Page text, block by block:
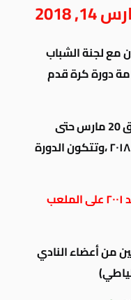
2018
مع لجنة الشباب
دورة كرة قدم
ابتداءً من يوم الخميس الموافق 20 مارس حتى
يوم السبت الموافق 30 مارس ٢٠١٨ ،وتتكون الدورة
البطولة المفتوحة من مواليد ٢٠٠١ على الملعب
الفريق من ١٠ لاعبين من أعضاء النادي